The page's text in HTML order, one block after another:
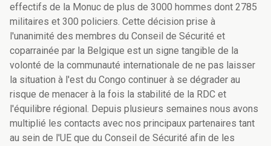
effectifs de la Monuc de plus de 3000 hommes dont 2785
militaires et 300 policiers. Cette décision prise à
l'unanimité des membres du Conseil de Sécurité et
coparrainée par la Belgique est un signe tangible de la
volonté de la communauté internationale de ne pas laisser
la situation à l'est du Congo continuer à se dégrader au
risque de menacer à la fois la stabilité de la RDC et
l'équilibre régional. Depuis plusieurs semaines nous avons
multiplié les contacts avec nos principaux partenaires tant
au sein de l'UE que du Conseil de Sécurité afin de les